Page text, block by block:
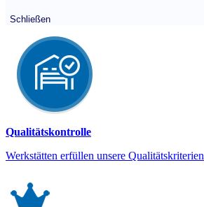
Schließen
Qualitätskontrolle
Werkstätten erfüllen unsere Qualitätskriterien